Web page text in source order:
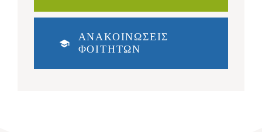
ΑΝΑΚΟΙΝΩΣΕΙΣ
ΦΟΙΤΗΤΩΝ